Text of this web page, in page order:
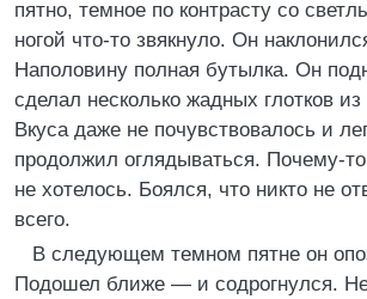
пятно, темное по контрасту со
ногой что-то звякнуло. Он
Наполовину полная бутылка. Он
сделал несколько жадных глотков
Вкуса даже не почувствовалось и
продолжил оглядываться. Почему-то
не хотелось. Боялся, что никто не
всего.
В следующем темном пятне он
Подошел ближе — и содрогнулся.